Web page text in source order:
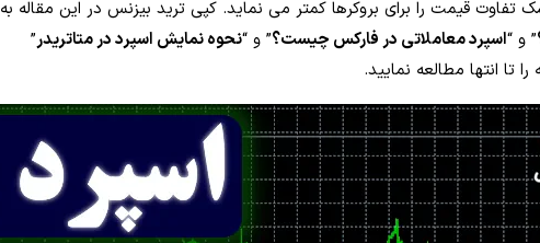
تفاوت قیمت را برای بروکرها کمتر می نماید. کپی ترید بیزنس در این مقاله به
” و “اسپرد معاملاتی در فارکس چیست؟” و “نحوه نمایش اسپرد در متاتریدر”
تا انتها مطالعه نمایید.